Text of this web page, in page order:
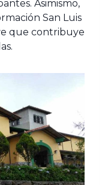
Asimismo,
San Luis
que contribuye